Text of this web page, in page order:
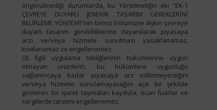
öngörülmediği durumlarda, bu Yönetmeliğin eki “EK-1
ÇEVREYE DUYARLI JENERİK TASARIM GEREKLERİNİ
BELİRLEME YÖNTEMİ”nin birinci bölümüne ilişkin çevreye
duyarlı tasarım gerekliliklerine dayanılarak piyasaya
arzı ve/veya hizmete sunulması yasaklanamaz,
kısıtlanamaz ve engellenemez.
(3) İlgili uygulama tebliğlerinin hükümlerine uygun
olmayan ürünlerin, bu hükümlere uygunluğu
sağlamncaya kadar piyasaya arz edilemeyeceğini
ve/veya hizmete sunulamayacağını açık bir şekilde
gösteren bir işaret taşımaları kaydıyla, ticari fuarlar ve
sergilerde tanıtımı engellenemez.